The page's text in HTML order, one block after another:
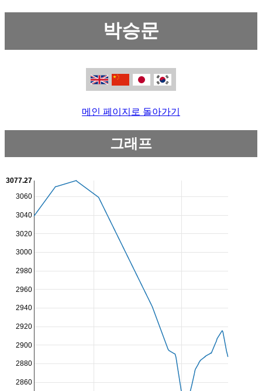
박승문
메인 페이지로 돌아가기
그래프
2860
2880
2900
2920
2940
2960
2980
3000
3020
3040
3060
3077.27